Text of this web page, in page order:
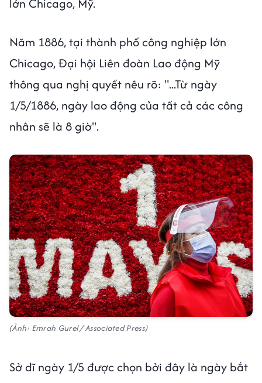
Năm 1886, tại thành phố công nghiệp lớn
Chicago, Đại hội Liên đoàn Lao động Mỹ
thông qua nghị quyết nêu rõ: "...Từ ngày
1/5/1886, ngày lao động của tất cả các công
nhân sẽ là 8 giờ".
(Ảnh: Emrah Gurel / Associated Press)
Sở dĩ ngày 1/5 được chọn bởi đây là ngày bắt